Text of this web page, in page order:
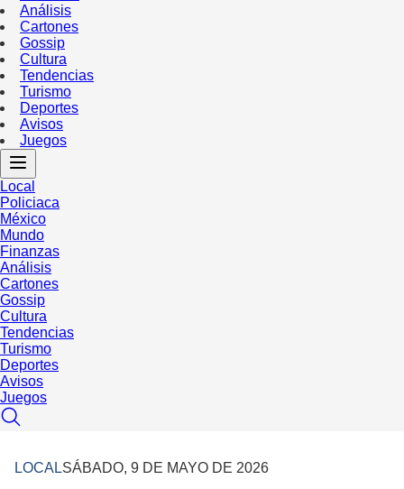
Análisis
Cartones
Gossip
Cultura
Tendencias
Turismo
Deportes
Avisos
Juegos
Local
Policiaca
México
Mundo
Finanzas
Análisis
Cartones
Gossip
Cultura
Tendencias
Turismo
Deportes
Avisos
Juegos
LOCALSÁBADO, 9 DE MAYO DE 2026